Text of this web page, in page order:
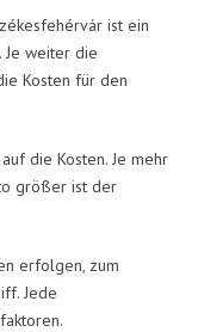
ist ein
Je weiter die
Kosten für den
die Kosten. Je mehr
größer ist der
erfolgen, zum
Jede